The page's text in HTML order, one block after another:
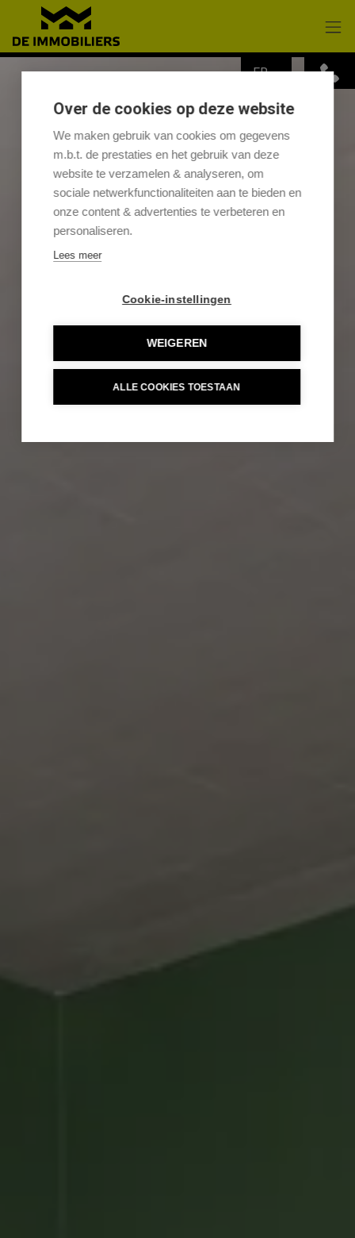
Passer le menu et aller au contenu
FR
Over de cookies op deze website
We maken gebruik van cookies om gegevens
m.b.t. de prestaties en het gebruik van deze
website te verzamelen & analyseren, om
sociale netwerkfunctionaliteiten aan te bieden en
onze content & advertenties te verbeteren en
personaliseren.
Lees meer
Cookie-instellingen
WEIGEREN
ALLE COOKIES TOESTAAN